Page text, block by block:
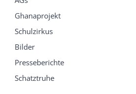
Ghanaprojekt
Schulzirkus
Bilder
Presseberichte
Schatztruhe